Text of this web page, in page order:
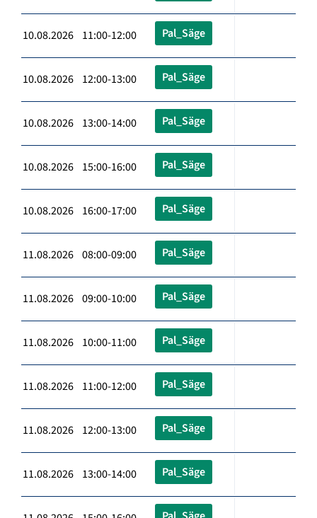
10.08.2026 11:00-12:00 Pal_Säge
10.08.2026 12:00-13:00 Pal_Säge
10.08.2026 13:00-14:00 Pal_Säge
10.08.2026 15:00-16:00 Pal_Säge
10.08.2026 16:00-17:00 Pal_Säge
11.08.2026 08:00-09:00 Pal_Säge
11.08.2026 09:00-10:00 Pal_Säge
11.08.2026 10:00-11:00 Pal_Säge
11.08.2026 11:00-12:00 Pal_Säge
11.08.2026 12:00-13:00 Pal_Säge
11.08.2026 13:00-14:00 Pal_Säge